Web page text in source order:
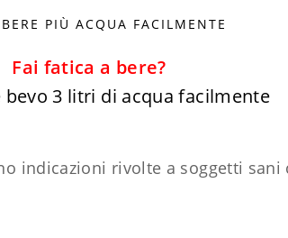
PIÙ ACQUA FACILMENTE
Fai fatica a bere?
bevo 3 litri di acqua facilmente
indicazioni rivolte a soggetti